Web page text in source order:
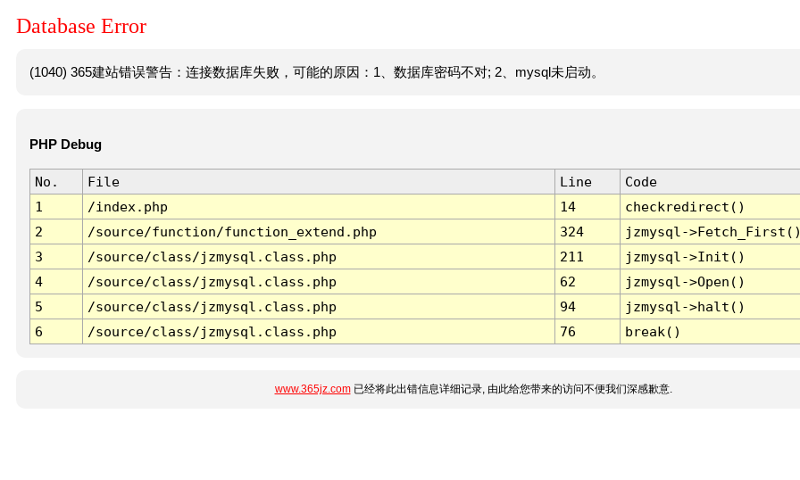
Database Error
(1040) 365建站错误警告：连接数据库失败，可能的原因：1、数据库密码不对; 2、mysql未启动。
PHP Debug
No. File Line
Code
1
/index.php 14
checkredirect()
2
/source/function/function_extend.php 324
jzmysql-
3
/source/class/jzmysql.class.php 211
jzmysql->Init()
4
/source/class/jzmysql.class.php 62
jzmysql->Open()
5
/source/class/jzmysql.class.php 94
jzmysql->halt()
6
/source/class/jzmysql.class.php 76 break()
www.365jz.com已经将此出错信息详细记录, 由此给您带来的访问不便我们深感歉意.